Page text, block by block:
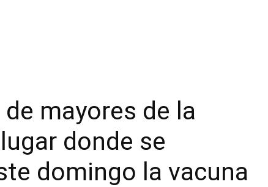
mayores de la
donde se
domingo la vacuna